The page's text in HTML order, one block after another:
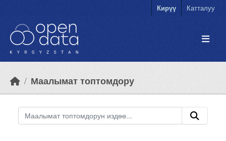
Кирүү Катталуу
Маалымат топтомдору